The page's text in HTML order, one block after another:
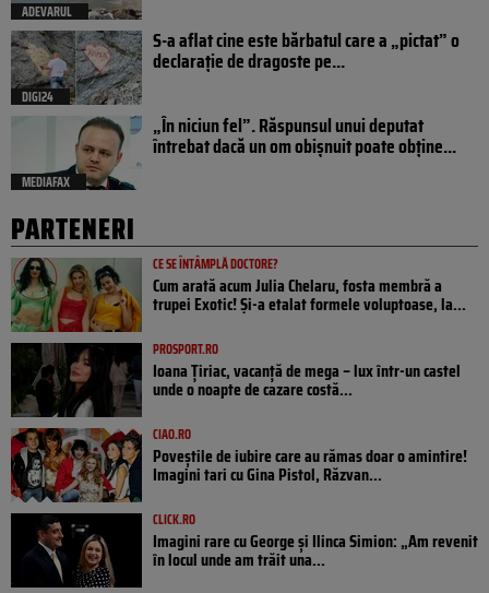
ADEVARUL
DIGI24
S-a aflat cine este bărbatul care a „pictat” o
declarație de dragoste pe...
MEDIAFAX
„În niciun fel”. Răspunsul unui deputat
întrebat dacă un om obișnuit poate obține...
PARTENERI
CE SE ÎNTÂMPLĂ DOCTORE?
Cum arată acum Julia Chelaru, fosta membră a
trupei Exotic! Și-a etalat formele voluptoase, la...
PROSPORT.RO
Ioana Țiriac, vacanță de mega – lux într-un castel
unde o noapte de cazare costă...
CIAO.RO
Poveştile de iubire care au rămas doar o amintire!
Imagini tari cu Gina Pistol, Răzvan...
CLICK.RO
Imagini rare cu George și Ilinca Simion: „Am revenit
în locul unde am trăit una...